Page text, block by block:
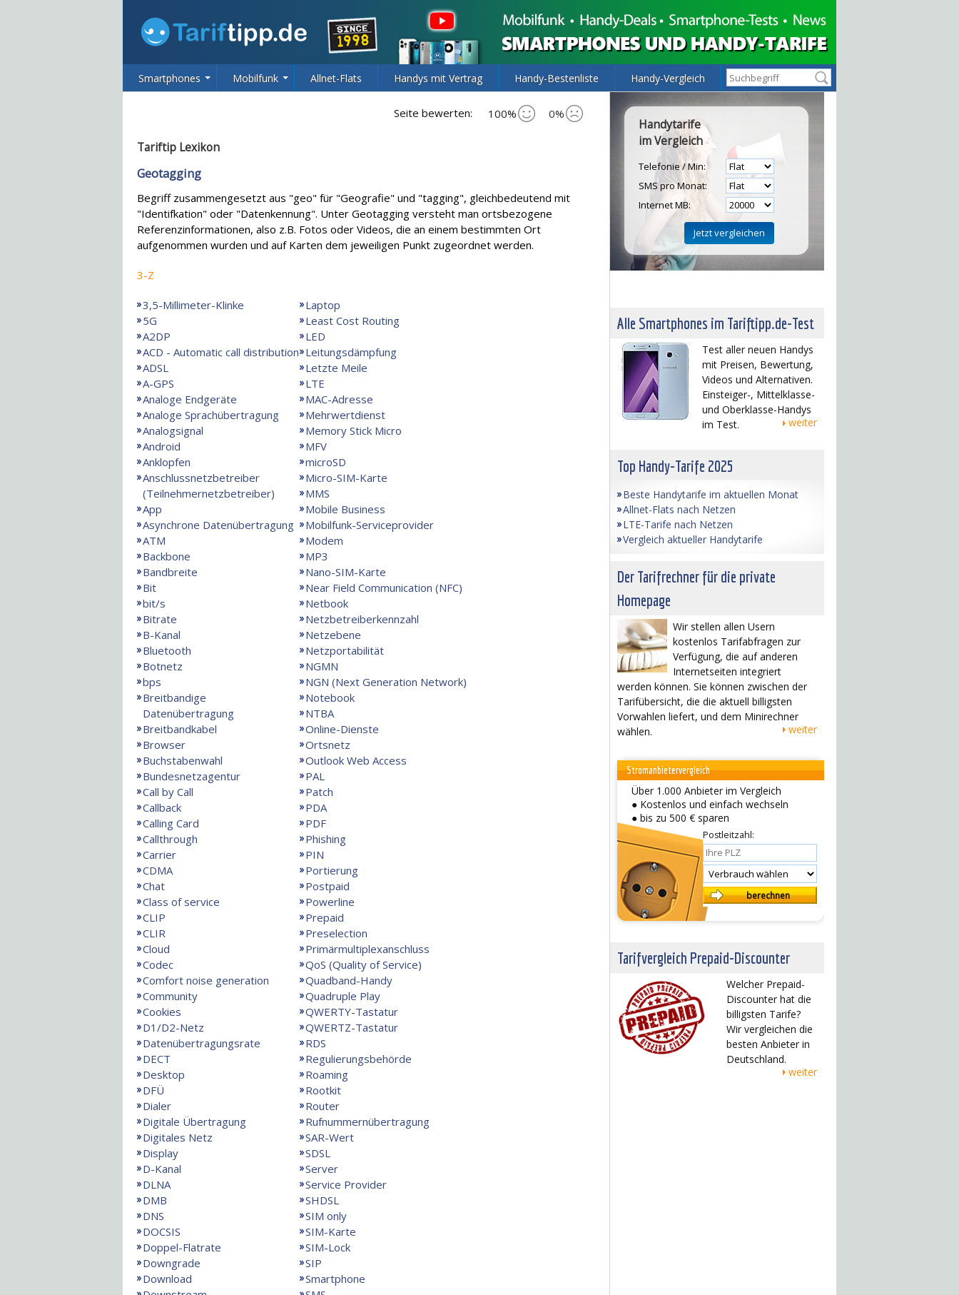
Smartphones Mobilfunk Allnet-Flats Handys mit Vertrag Handy-Bestenliste Handy-Vergleich
Seite bewerten: 100% 0%
Tariftip Lexikon
Geotagging
Begriff zusammengesetzt aus "geo" für "Geografie" und "tagging", gleichbedeutend mit
"Identifkation" oder "Datenkennung". Unter Geotagging versteht man ortsbezogene
Referenzinformationen, also z.B. Fotos oder Videos, die an einem bestimmten Ort
aufgenommen wurden und auf Karten dem jeweiligen Punkt zugeordnet werden.
3-Z
3,5-Millimeter-Klinke
5G
A2DP
ACD - Automatic call distribution
ADSL
A-GPS
Analoge Endgeräte
Analoge Sprachübertragung
Analogsignal
Android
Anklopfen
Anschlussnetzbetreiber
(Teilnehmernetzbetreiber)
App
Asynchrone Datenübertragung
ATM
Backbone
Bandbreite
Bit
bit/s
Bitrate
B-Kanal
Bluetooth
Botnetz
bps
Breitbandige
Datenübertragung
Breitbandkabel
Browser
Buchstabenwahl
Bundesnetzagentur
Call by Call
Callback
Calling Card
Callthrough
Carrier
CDMA
Chat
Class of service
CLIP
CLIR
Cloud
Codec
Comfort noise generation
Community
Cookies
D1/D2-Netz
Datenübertragungsrate
DECT
Desktop
DFÜ
Dialer
Digitale Übertragung
Digitales Netz
Display
D-Kanal
DLNA
DMB
DNS
DOCSIS
Doppel-Flatrate
Downgrade
Download
Laptop
Least Cost Routing
LED
Leitungsdämpfung
Letzte Meile
LTE
MAC-Adresse
Mehrwertdienst
Memory Stick Micro
MFV
microSD
Micro-SIM-Karte
MMS
Mobile Business
Mobilfunk-Serviceprovider
Modem
MP3
Nano-SIM-Karte
Near Field Communication (NFC)
Netbook
Netzbetreiberkennzahl
Netzebene
Netzportabilität
NGMN
NGN (Next Generation Network)
Notebook
NTBA
Online-Dienste
Ortsnetz
Outlook Web Access
PAL
Patch
PDA
PDF
Phishing
PIN
Portierung
Postpaid
Powerline
Prepaid
Preselection
Primärmultiplexanschluss
QoS (Quality of Service)
Quadband-Handy
Quadruple Play
QWERTY-Tastatur
QWERTZ-Tastatur
RDS
Regulierungsbehörde
Roaming
Rootkit
Router
Rufnummernübertragung
SAR-Wert
SDSL
Server
Service Provider
SHDSL
SIM only
SIM-Karte
SIM-Lock
SIP
Smartphone
Handytarife
im Vergleich
Telefonie / Min:
SMS pro Monat:
Internet MB:
Alle Smartphones im Tariftipp.de-Test
Test aller neuen Handys
mit Preisen, Bewertung,
Videos und Alternativen.
Einsteiger-, Mittelklasse-
und Oberklasse-Handys
im Test.
weiter
Top Handy-Tarife 2025
Beste Handytarife im aktuellen Monat
Allnet-Flats nach Netzen
LTE-Tarife nach Netzen
Vergleich aktueller Handytarife
Der Tarifrechner für die private
Homepage
Wir stellen allen Usern
kostenlos Tarifabfragen zur
Verfügung, die auf anderen
Internetseiten integriert
werden können. Sie können zwischen der
Tarifübersicht, die die aktuell billigsten
Vorwahlen liefert, und dem Minirechner
wählen.
weiter
Stromanbietervergleich
Über 1.000 Anbieter im Vergleich
● Kostenlos und einfach wechseln
● bis zu 500 € sparen
Postleitzahl:
Tarifvergleich Prepaid-Discounter
Welcher Prepaid-
Discounter hat die
billigsten Tarife?
Wir vergleichen die
besten Anbieter in
Deutschland.
weiter